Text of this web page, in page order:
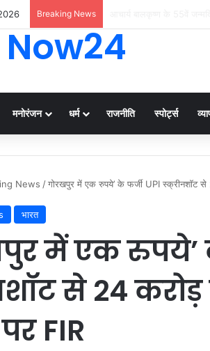
Breaking News
मनोरंजन धर्म राजनीति स्पोर्ट्स
News /गोरखपुर में एक रुपये’ के फर्जी UPI स्क्रीनशॉट से
भारत
में एक रुपये’
से 24 करोड़
FIR